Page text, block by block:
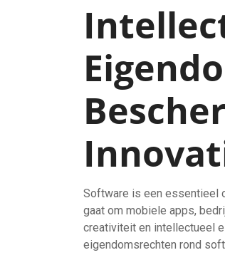
Software is een essentieel
gaat om mobiele apps,
creativiteit en intellectueel
eigendomsrechten rond